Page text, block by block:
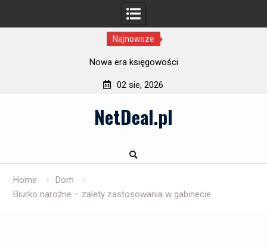
Najnowsze
Nowa era księgowości
02 sie, 2026
NetDeal.pl
Home
Dom
Biurko narożne – zalety zastosowania w gabinecie